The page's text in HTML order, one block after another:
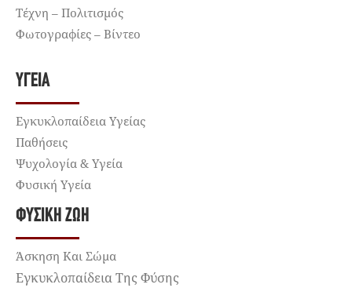
Τέχνη – Πολιτισμός
Φωτογραφίες – Βίντεο
ΥΓΕΊΑ
Εγκυκλοπαίδεια Υγείας
Παθήσεις
Ψυχολογία & Υγεία
Φυσική Υγεία
ΦΥΣΙΚΉ ΖΩΉ
Άσκηση Και Σώμα
Εγκυκλοπαίδεια Της Φύσης